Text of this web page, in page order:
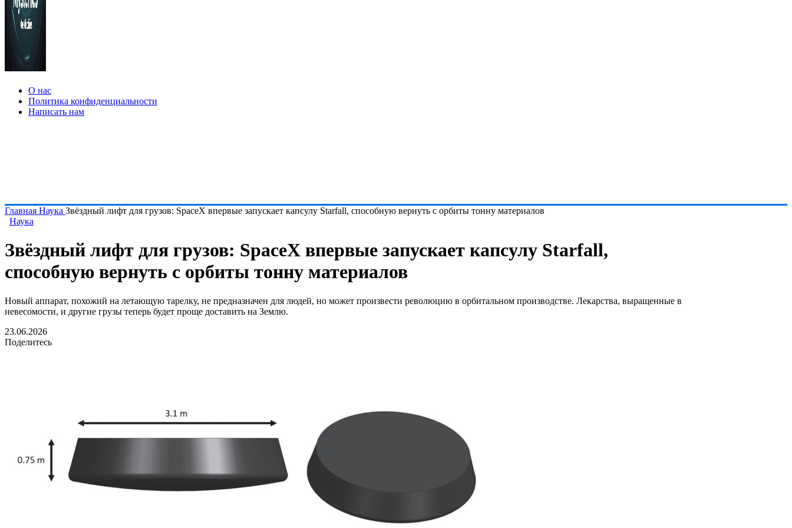
О нас
Политика конфиденциальности
Написать нам
Главная Наука Звёздный лифт для грузов: SpaceX впервые запускает капсулу Starfall, способную вернуть с орбиты тонну материалов
Наука
Звёздный лифт для грузов: SpaceX впервые запускает капсулу Starfall,
способную вернуть с орбиты тонну материалов
Новый аппарат, похожий на летающую тарелку, не предназначен для людей, но может произвести революцию в орбитальном производстве. Лекарства, выращенные в
невесомости, и другие грузы теперь будет проще доставить на Землю.
23.06.2026
Поделитесь